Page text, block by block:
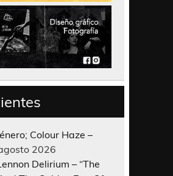
Colour Haze –
2026
Delirium – “The